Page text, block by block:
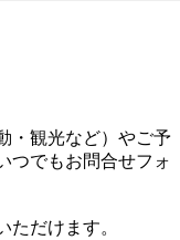
・観光など）やご予
つでもお問合せフォ
ただけます。